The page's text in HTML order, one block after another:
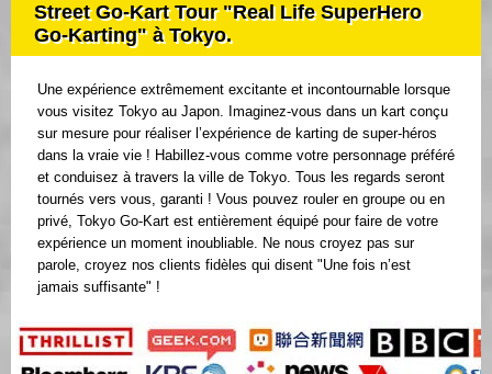
Street Go-Kart Tour "Real Life SuperHero
Go-Karting" à Tokyo.
Une expérience extrêmement excitante et incontournable lorsque
vous visitez Tokyo au Japon. Imaginez-vous dans un kart conçu
sur mesure pour réaliser l’expérience de karting de super-héros
dans la vraie vie ! Habillez-vous comme votre personnage préféré
et conduisez à travers la ville de Tokyo. Tous les regards seront
tournés vers vous, garanti ! Vous pouvez rouler en groupe ou en
privé, Tokyo Go-Kart est entièrement équipé pour faire de votre
expérience un moment inoubliable. Ne nous croyez pas sur
parole, croyez nos clients fidèles qui disent "Une fois n’est
jamais suffisante" !